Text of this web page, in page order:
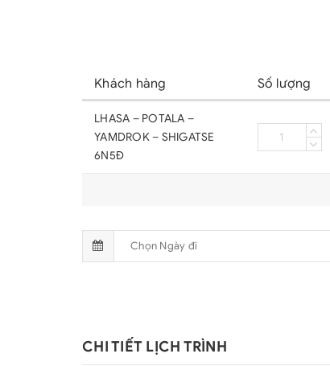
Khách hàng Số lượng
LHASA – POTALA –
YAMDROK – SHIGATSE
6N5Đ
CHI TIẾT LỊCH TRÌNH